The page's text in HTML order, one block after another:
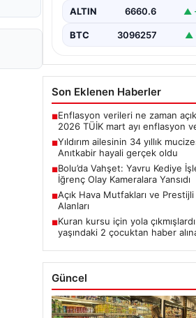
ALTIN 6660.6 ▲
BTC 3096257 ▲
Son Eklenen Haberler
■Enflasyon verileri ne zaman
2026 TÜİK mart ayı enflasyon
■Yıldırım ailesinin 34 yıllık
Anıtkabir hayali gerçek oldu
■Bolu’da Vahşet: Yavru Kediye
İğrenç Olay Kameralara Yansıdı
■Açık Hava Mutfakları ve Prestijli
Alanları
■Kuran kursu için yola
yaşındaki 2 çocuktan haber
Güncel